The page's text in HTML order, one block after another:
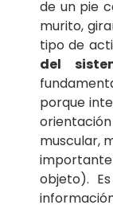
de un pie
murito,
tipo de
del
porque
muscular,
objeto).